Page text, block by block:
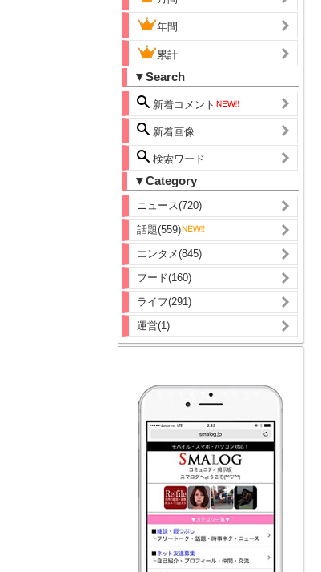
年間
累計
▼Search
新着コメント
新着画像
検索ワード
▼Category
ニュース(720)
話題(559)
エンタメ(845)
フード(160)
ライフ(291)
運営(1)